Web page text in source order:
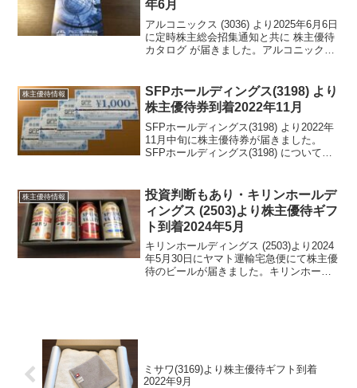
年6月
アルコニックス (3036) より2025年6月6日
に定時株主総会招集通知と共に 株主優待
カタログ が届きました。アルコニックス
ックス (3036) は、双日...
株主優待情報
SFPホールディングス(3198) より
株主優待券到着2022年11月
SFPホールディングス(3198) より2022年
11月中旬に株主優待券が届きました。
SFPホールディングス(3198) について
(3198) は、磯丸水産や鳥良を運営...
株主優待情報
投資判断もあり・キリンホールデ
ィングス (2503)より株主優待ギフ
ト到着2024年5月
キリンホールディングス (2503)より2024
年5月30日にヤマト運輸宅急便にて株主優
待のビールが届きました。キリンホール
ミサワ(3169)より株主優待ギフト到着
2022年9月